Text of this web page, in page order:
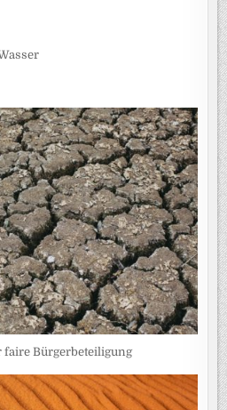
faire Bürgerbeteiligung